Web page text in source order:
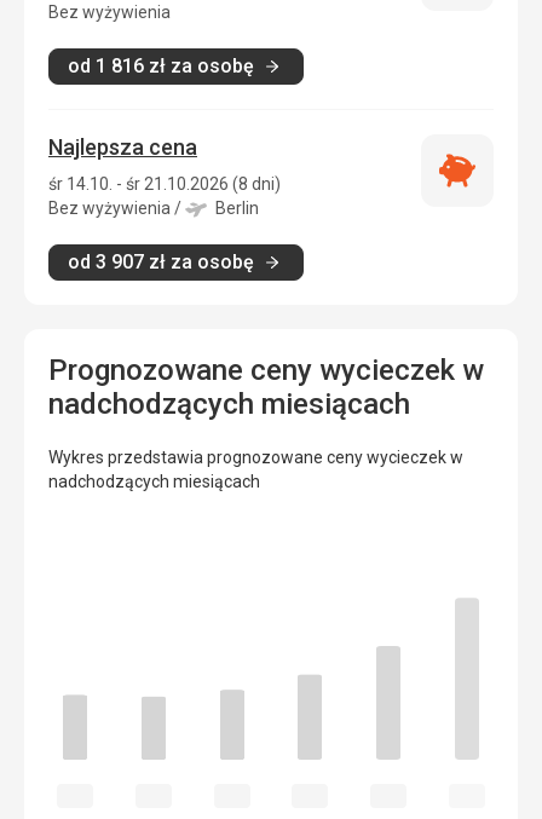
Bez wyżywienia
od 1 816 zł za osobę
Najlepsza cena
śr 14.10. - śr 21.10.2026 (8 dni)
Bez wyżywienia/ Berlin
od 3 907 zł za osobę
Najlepsza
Prognozowane ceny wycieczek w
nadchodzących miesiącach
Wykres przedstawia prognozowane ceny wycieczek w
nadchodzących miesiącach